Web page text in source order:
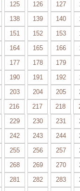
125 126 127
138 139 140
151 152 153
164 165 166
177 178 179
190 191 192
203 204 205
216 217 218
229 230 231
242 243 244
255 256 257
268 269 270
281 282 283